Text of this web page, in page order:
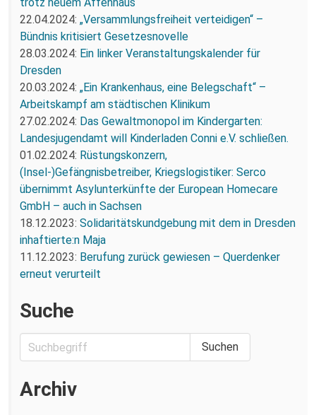
22.04.2024: „Versammlungsfreiheit verteidigen“ –
Bündnis kritisiert Gesetzesnovelle
28.03.2024: Ein linker Veranstaltungskalender für
Dresden
20.03.2024: „Ein Krankenhaus, eine Belegschaft“ –
Arbeitskampf am städtischen Klinikum
27.02.2024: Das Gewaltmonopol im Kindergarten:
Landesjugendamt will Kinderladen Conni e.V. schließen.
01.02.2024: Rüstungskonzern,
(Insel-)Gefängnisbetreiber, Kriegslogistiker: Serco
übernimmt Asylunterkünfte der European Homecare
GmbH – auch in Sachsen
18.12.2023: Solidaritätskundgebung mit dem in Dresden
inhaftierte:n Maja
11.12.2023: Berufung zurück gewiesen – Querdenker
erneut verurteilt
Suche
Archiv